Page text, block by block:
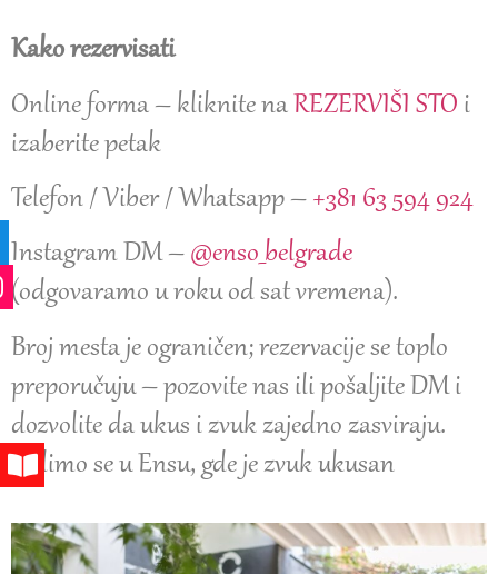
Kako rezervisati
Online forma – kliknite naREZERVIŠI STO i
izaberite petak
Telefon / Viber / Whatsapp – +381 63 594 924
Instagram DM – @enso_belgrade
(odgovaramo u roku od sat vremena).
Broj mesta je ograničen; rezervacije se toplo
preporučuju – pozovite nas ili pošaljite DM i
dozvolite da ukus i zvuk zajedno zasviraju.
Vidimo se u Ensu, gde je zvuk ukusan